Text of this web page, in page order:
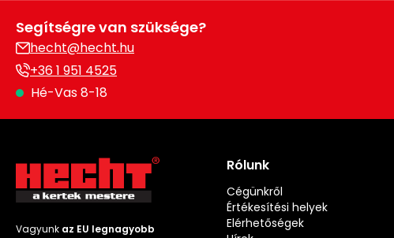
Segítségre van szüksége?
hecht@hecht.hu
+36 1 951 4525
Hé-Vas 8-18
Vagyunk az EU legnagyobb
Rólunk
Cégünkről
Értékesítési helyek
Elérhetőségek